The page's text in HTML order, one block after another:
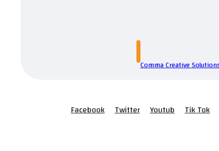
Facebook Twitter Youtub Tik Tok